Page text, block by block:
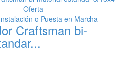
Craftsman bi-